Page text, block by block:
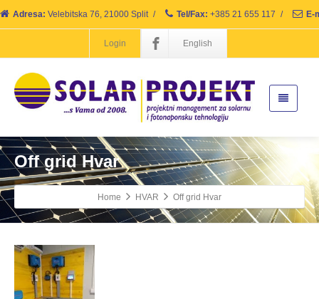
Adresa: Velebitska 76, 21000 Split / Tel/Fax: +385 21 655 117 / E-
Login English
Off grid Hvar
Home HVAR Off grid Hvar